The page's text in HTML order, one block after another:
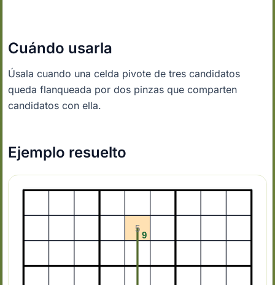
Cuándo usarla
Úsala cuando una celda pivote de tres candidatos
queda flanqueada por dos pinzas que comparten
candidatos con ella.
Ejemplo resuelto